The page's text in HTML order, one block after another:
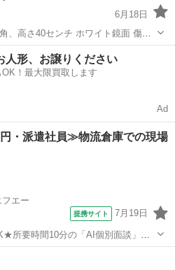
6月18日
高さ40センチ ホワイト鏡面 傷あ
テーブル ホワイト
人形、お譲りください
！最大限買取します
Ad
・派遣社員≫物流倉庫での現場
エー
提携サイト 7月19日
所要時間10分の「AI個別面談」が
1～5日/大田市場/ドライバーさんの